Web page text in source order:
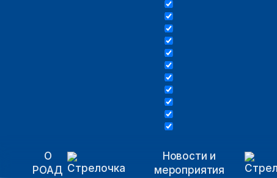
О
РОАД
Новости и
мероприятия